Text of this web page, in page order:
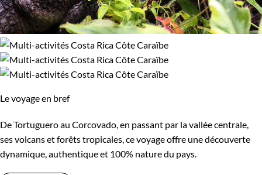
Le voyage en bref
De Tortuguero au Corcovado, en passant par la vallée centrale,
ses volcans et forêts tropicales, ce voyage offre une découverte
dynamique, authentique et 100% nature du pays.